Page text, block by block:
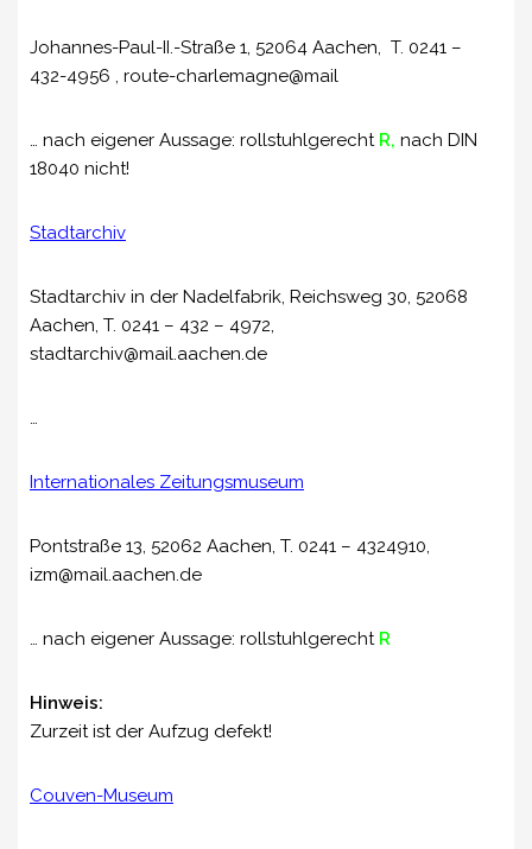
Johannes-Paul-II.-Straße 1, 52064 Aachen, T. 0241 –
432-4956 , route-charlemagne@mail
… nach eigener Aussage: rollstuhlgerecht R, nach DIN
18040 nicht!
Stadtarchiv
Stadtarchiv in der Nadelfabrik, Reichsweg 30, 52068
Aachen, T. 0241 – 432 – 4972,
stadtarchiv@mail.aachen.de
…
Internationales Zeitungsmuseum
Pontstraße 13, 52062 Aachen, T. 0241 – 4324910,
izm@mail.aachen.de
… nach eigener Aussage: rollstuhlgerecht R
Hinweis:
Zurzeit ist der Aufzug defekt!
Couven-Museum